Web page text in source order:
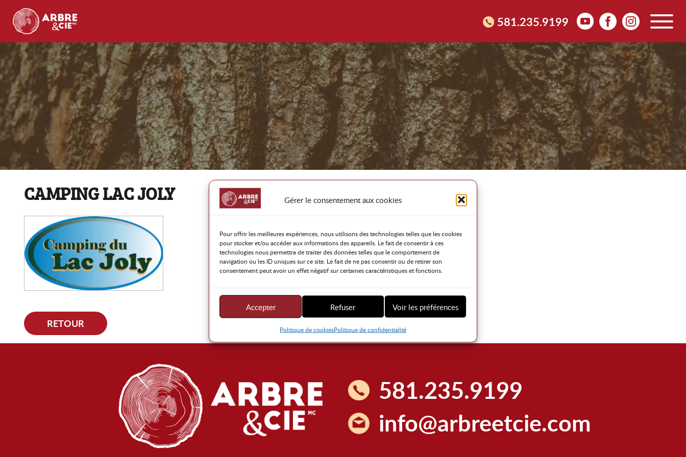
Gérer le consentement aux cookies
Pour offrir les meilleures expériences, nous utilisons des technologies telles que les cookies
pour stocker et/ou accéder aux informations des appareils. Le fait de consentir à ces
technologies nous permettra de traiter des données telles que le comportement de
navigation ou les ID uniques sur ce site. Le fait de ne pas consentir ou de retirer son
consentement peut avoir un effet négatif sur certaines caractéristiques et fonctions.
Accepter Refuser Voir les préférences
Politique de cookiesPolitique de confidentialité
581.235.9199
CAMPING LAC JOLY
RETOUR
581.235.9199
info@arbreetcie.com